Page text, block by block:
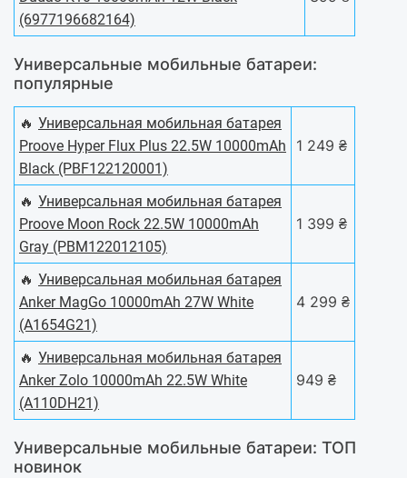
(6977196682164)
Универсальные мобильные батареи:
популярные
🔥 Универсальная мобильная батарея
Proove Hyper Flux Plus 22.5W 10000mAh
Black (PBF122120001)
1 249 ₴
🔥 Универсальная мобильная батарея
Proove Moon Rock 22.5W 10000mAh
Gray (PBM122012105)
1 399 ₴
🔥 Универсальная мобильная батарея
Anker MagGo 10000mAh 27W White
(A1654G21)
4 299 ₴
🔥 Универсальная мобильная батарея
Anker Zolo 10000mAh 22.5W White
(A110DH21)
949 ₴
Универсальные мобильные батареи: ТОП
новинок